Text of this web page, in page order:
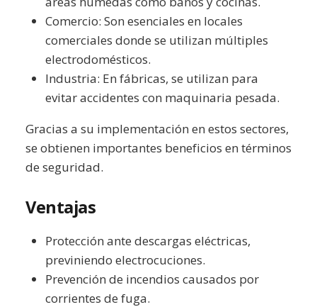
Comercio: Son esenciales en locales
comerciales donde se utilizan múltiples
electrodomésticos.
Industria: En fábricas, se utilizan para
evitar accidentes con maquinaria pesada.
Gracias a su implementación en estos sectores,
se obtienen importantes beneficios en términos
de seguridad.
Ventajas
Protección ante descargas eléctricas,
previniendo electrocuciones.
Prevención de incendios causados por
corrientes de fuga.